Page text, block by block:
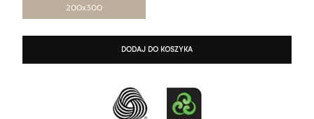
200x300
DODAJ DO KOSZYKA